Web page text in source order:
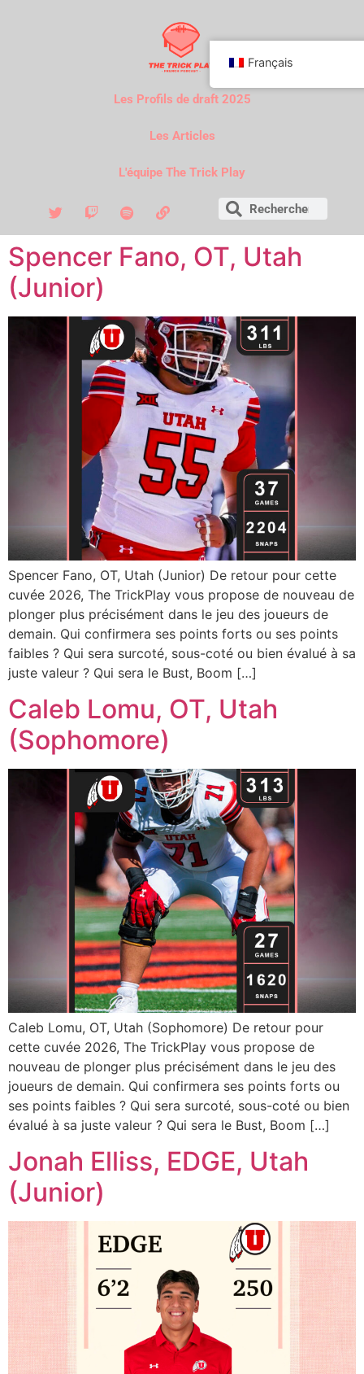
Les Profils de draft 2025
Les Articles
L'équipe The Trick Play
Spencer Fano, OT, Utah
(Junior)
Spencer Fano, OT, Utah (Junior) De retour pour cette
cuvée 2026, The TrickPlay vous propose de nouveau de
plonger plus précisément dans le jeu des joueurs de
demain. Qui confirmera ses points forts ou ses points
faibles ? Qui sera surcoté, sous-coté ou bien évalué à sa
juste valeur ? Qui sera le Bust, Boom […]
Caleb Lomu, OT, Utah
(Sophomore)
Caleb Lomu, OT, Utah (Sophomore) De retour pour
cette cuvée 2026, The TrickPlay vous propose de
nouveau de plonger plus précisément dans le jeu des
joueurs de demain. Qui confirmera ses points forts ou
ses points faibles ? Qui sera surcoté, sous-coté ou bien
évalué à sa juste valeur ? Qui sera le Bust, Boom […]
Jonah Elliss, EDGE, Utah
(Junior)
Français